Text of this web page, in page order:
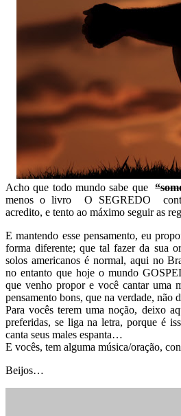
Acho que todo mundo sabe que
menos o livro O SEGREDO
acredito, e tento ao máximo seguir as
E mantendo esse pensamento, eu
forma diferente; que tal fazer da sua
solos americanos é normal, aqui no
no entanto que hoje o mundo
que venho propor e você cantar uma
pensamento bons, que na verdade, não
Para vocês terem uma noção, deixo
preferidas, se liga na letra, porque é
canta seus males espanta…
E vocês, tem alguma música/oração,
Beijos…